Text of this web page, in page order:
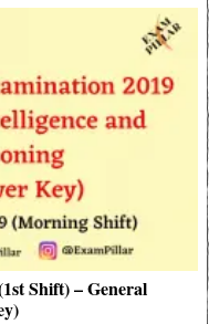
Shift) – General